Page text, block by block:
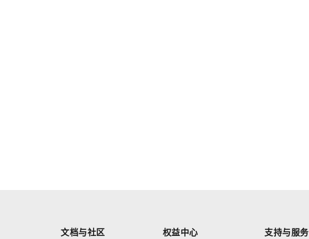
文档与社区 权益中心 支持与服务